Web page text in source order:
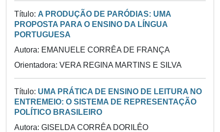
Título: A PRODUÇÃO DE PARÓDIAS: UMA
PROPOSTA PARA O ENSINO DA LÍNGUA
PORTUGUESA
Autora: EMANUELE CORRÊA DE FRANÇA
Orientadora: VERA REGINA MARTINS E SILVA
Título: UMA PRÁTICA DE ENSINO DE LEITURA NO
ENTREMEIO: O SISTEMA DE REPRESENTAÇÃO
POLÍTICO BRASILEIRO
Autora: GISELDA CORRÊA DORILÊO